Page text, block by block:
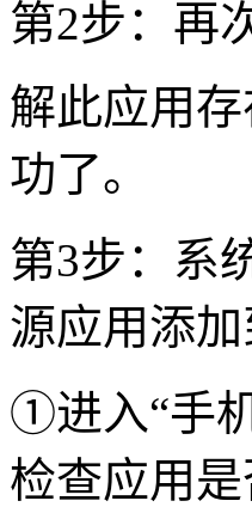
第2步：再
解此应用
功了。
第3步：系
源应用添
①进入“手
检查应用